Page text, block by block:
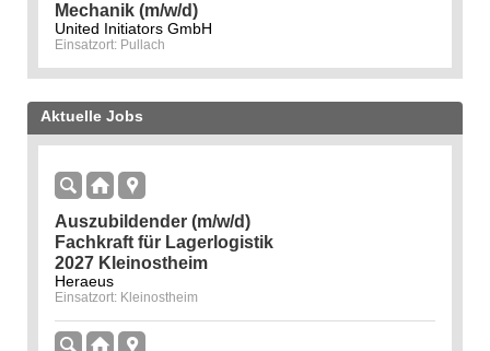
Mechanik (m/w/d)
United Initiators GmbH
Einsatzort: Pullach
Aktuelle Jobs
Auszubildender (m/w/d)
Fachkraft für Lagerlogistik
2027 Kleinostheim
Heraeus
Einsatzort: Kleinostheim